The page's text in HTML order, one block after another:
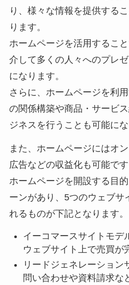
り、様々な情報を提供する
ります。
ホームページを活用するこ
介して多くの人々へのプレ
になります。
さらに、ホームページを利
の関係構築や商品・サービ
ジネスを行うことも可能にな
また、ホームページにはオ
広告などの収益化も可能です
ホームページを開設する目
ーンがあり、5つのウェブサ
れるものが下記となります。
イーコマースサイトモデ
ウェブサイト上で売買が
リードジェネレーション
問い合わせや資料請求な